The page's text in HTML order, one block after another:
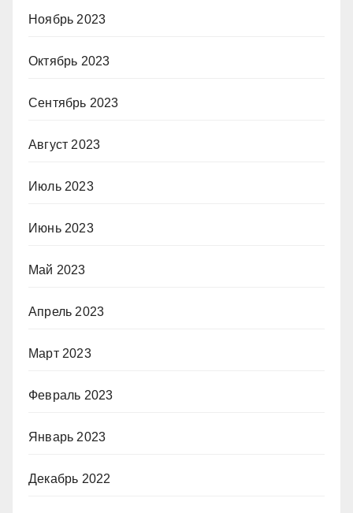
Ноябрь 2023
Октябрь 2023
Сентябрь 2023
Август 2023
Июль 2023
Июнь 2023
Май 2023
Апрель 2023
Март 2023
Февраль 2023
Январь 2023
Декабрь 2022